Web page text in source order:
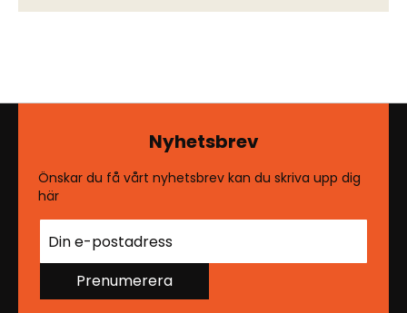
Nyhetsbrev
Önskar du få vårt nyhetsbrev kan du skriva upp dig
här
Prenumerera